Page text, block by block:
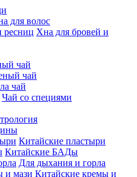
для волос
Хна для бровей и
чай
чай
чай
Чай со специями
Китайские пластыри
Китайские БАДы
Для дыхания и горла
Китайские кремы и